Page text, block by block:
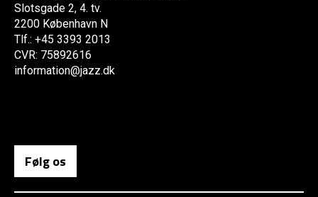
Slotsgade 2, 4. tv.
2200 København N
Tlf.: +45 3393 2013
CVR: 75892616
information@jazz.dk
Følg os